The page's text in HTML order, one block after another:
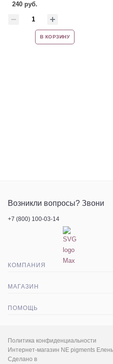
240 руб.
В КОРЗИНУ
КОМПАНИЯ
Экскурсия
Социальные сети
МАГАЗИН
Гарантия и срок возврата
Палитра цветов
ПОМОЩЬ
Возникли вопросы? Звони
+7 (800) 100-03-14
Политика конфиденциальности
Интернет-магазин NE pigments
Сделано в